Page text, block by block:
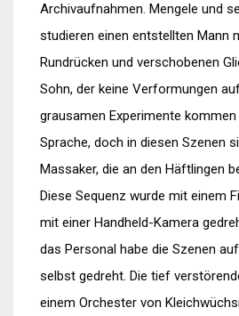
Archivaufnahmen. Mengele und
studieren einen entstellten Mann
Rundrücken und verschobenen
Sohn, der keine Verformungen
grausamen Experimente
Sprache, doch in diesen Szenen
Massaker, die an den Häftlingen
Diese Sequenz wurde mit einem
mit einer Handheld-Kamera
das Personal habe die Szenen
selbst gedreht. Die tief
einem Orchester von